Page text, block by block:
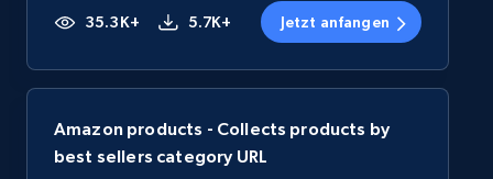
35.3K+ 5.7K+ Jetzt anfangen
Amazon products - Collects products by
best sellers category URL